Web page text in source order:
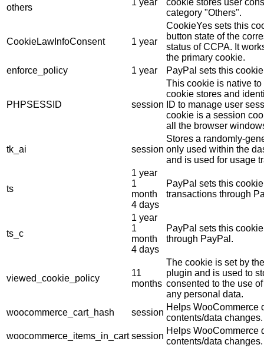
others
category "Others".
CookieLawInfoConsent 1 year
CookieYes sets this
button state of the
status of CCPA. It
the primary cookie.
enforce_policy
1 year PayPal sets this
PHPSESSID session
This cookie is native
cookie stores and
ID to manage user
cookie is a session
all the browser
tk_ai session
Stores a randomly-
only used within the
and is used for usage
ts
1 year
1
month
4 days
PayPal sets this
transactions through
ts_c
1 year
1
month
4 days
PayPal sets this
through PayPal.
viewed_cookie_policy
11
months
The cookie is set by
plugin and is used to
consented to the use
any personal data.
woocommerce_cart_hash
session
Helps WooCommerce
contents/data changes.
woocommerce_items_in_cart session
Helps WooCommerce
contents/data changes.